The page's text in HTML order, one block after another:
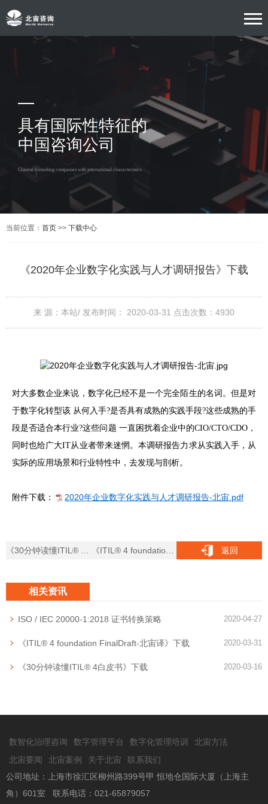
具有国际性特征的
中国咨询公司
Chinese consulting companies with international characteristics
当前位置： 首页 >> 下载中心
《2020年企业数字化实践与人才调研报告》下载
来 源：本站/ 发布时间： 2020-03-31 点击次数： 4930
对大多数企业来说，数字化已经不是一个完全陌生的名词。但是对
于数字化转型该 从何入手?是否具有成熟的实践手段?这些成熟的手
段是否适合本行业?这些问题 一直困扰着企业中的CIO/CTO/CDO，
同时也给广大IT从业者带来迷惘。本调研报告力求从实践入手，从
实际的应用场景和行业特性中，去发现与剖析。
附件下载： 2020年企业数字化实践与人才调研报告-北宙.pdf
《ITIL® 4 foundation FinalDraft-北宙译》下载 返回
相关资讯
ISO / IEC 20000-1:2018 证书转换策略 2020-04-27
《ITIL® 4 foundation FinalDraft-北宙译》下载 2020-03-31
《30分钟读懂ITIL® 4白皮书》下载 2020-03-16
数智化治理咨询 数字管理平台 数字化管理培训
北宙方法
北宙要闻
北宙案例 关于北宙
联系我们
公司地址：上海市徐汇区柳州路399号甲 恒地仓国际大厦（上海主
角）601室 联系电话：021-65879057